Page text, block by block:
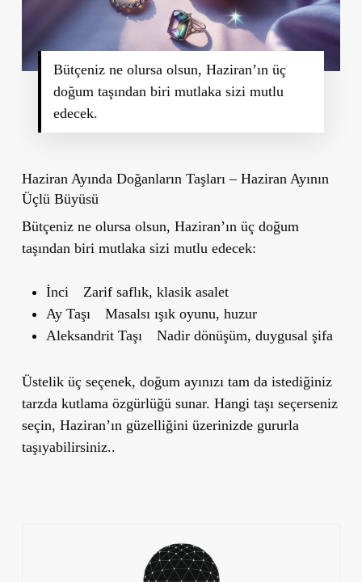
Bütçeniz ne olursa olsun, Haziran’ın üç
doğum taşından biri mutlaka sizi mutlu
edecek.
Haziran Ayında Doğanların Taşları – Haziran Ayının
Üçlü Büyüsü
Bütçeniz ne olursa olsun, Haziran’ın üç doğum
taşından biri mutlaka sizi mutlu edecek:
İnci Zarif saflık, klasik asalet
Ay Taşı Masalsı ışık oyunu, huzur
Aleksandrit Taşı Nadir dönüşüm, duygusal şifa
Üstelik üç seçenek, doğum ayınızı tam da istediğiniz
tarzda kutlama özgürlüğü sunar. Hangi taşı seçerseniz
seçin, Haziran’ın güzelliğini üzerinizde gururla
taşıyabilirsiniz..